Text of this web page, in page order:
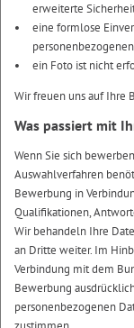
erweiterte
eine formlose
ein Foto ist nicht
Wir freuen uns auf Ihre
Was passiert mit
Wenn Sie sich
Auswahlverfahren
Bewerbung in
Qualifikationen,
Wir behandeln Ihre
an Dritte weiter. Im
Verbindung mit dem
Bewerbung
personenbezogenen